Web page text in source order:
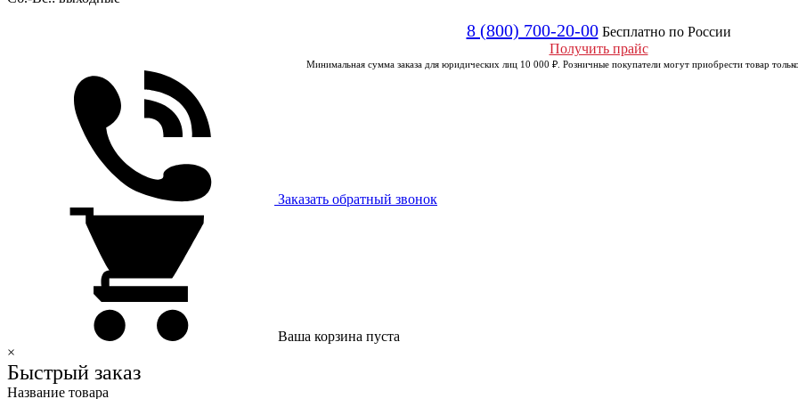
8 (800) 700-20-00 Бесплатно по России
Получить прайс
Минимальная сумма заказа для юридических лиц 10 000 ₽. Розничные покупатели могут приобрести товар
Заказать обратный звонок
Ваша корзина пуста
×
Быстрый заказ
Название товара